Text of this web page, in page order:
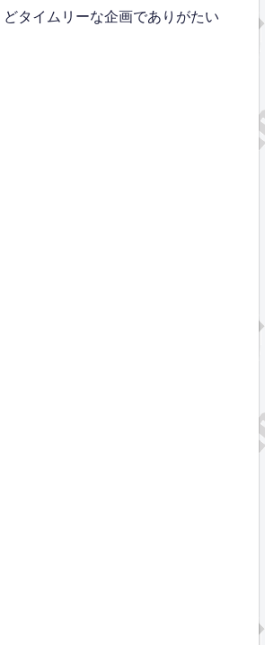
タイムリーな企画でありがたい